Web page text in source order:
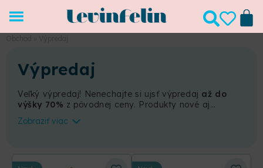
Výpredaj
Veľký výpredaj! Nenechajte si ujsť výpredaj až do
výšky 70% z pôvodnej ceny. Produkty nové aj
zánovné za neuveriteľné ceny. Pozor, len do
vypredania!
Zobraziť viac